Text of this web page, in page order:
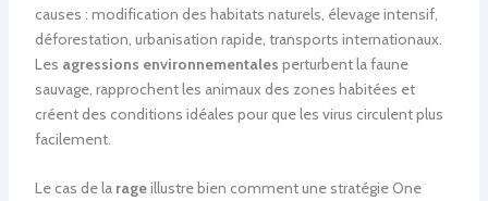
causes : modification des habitats naturels, élevage intensif,
déforestation, urbanisation rapide, transports internationaux.
Les agressions environnementales perturbent la faune
sauvage, rapprochent les animaux des zones habitées et
créent des conditions idéales pour que les virus circulent plus
facilement.
Le cas de la rageillustre bien comment une stratégie One